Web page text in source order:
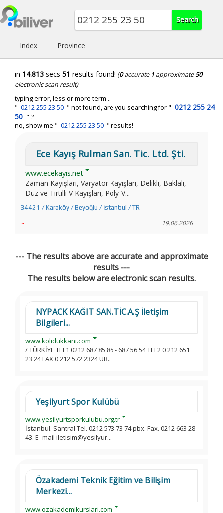
Index Province
in 14.813 secs 51 results found! (0accurate 1 approximate50
electronic scan result)
typing error, less or more term ...
" 0212 255 23 50 " not found, are you searching for " 0212 255 24
50 " ?
no, show me " 0212 255 23 50 " results!
Ece Kayış Rulman San. Tic. Ltd. Şti.
www.ecekayis.net
Zaman Kayışları, Varyatör Kayışları, Delikli, Baklalı,
Düz ve Tırtıllı V Kayışları, Poly-V...
34421 / Karaköy / Beyoğlu / İstanbul / TR
~ 19.06.2026
--- The results above are accurate and approximate
results ---
The results below are electronic scan results.
NYPACK KAĞIT SAN.TİC.A.Ş İletişim
Bilgileri...
www.kolidukkani.com
/ TÜRKİYE TEL1 0212 687 85 86 - 687 56 54 TEL2 0 212 651
23 24 FAX 0 212 572 2324 UR...
Yeşilyurt Spor Kulübü
www.yesilyurtsporkulubu.org.tr
İstanbul. Santral Tel. 0212 573 73 74 pbx. Fax. 0212 663 28
43. E- mail iletisim@yesilyur...
Özakademi Teknik Eğitim ve Bilişim
Merkezi...
www.ozakademikurslari.com